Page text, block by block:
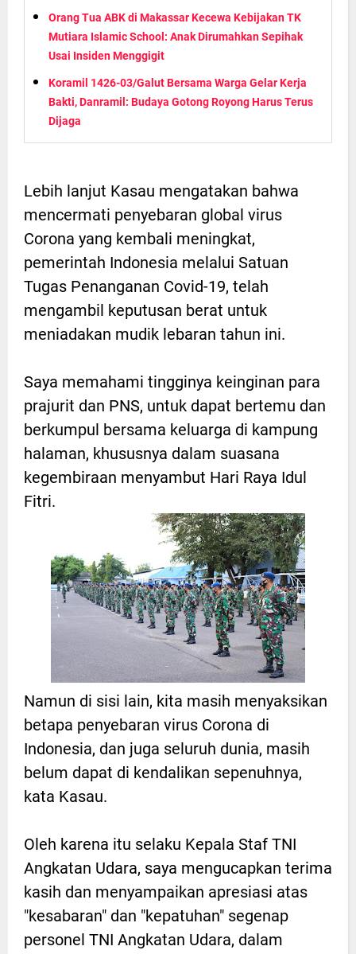
Orang Tua ABK di Makassar Kecewa Kebijakan TK
Mutiara Islamic School: Anak Dirumahkan Sepihak
Usai Insiden Menggigit
Koramil 1426-03/Galut Bersama Warga Gelar Kerja
Bakti, Danramil: Budaya Gotong Royong Harus Terus
Dijaga
Lebih lanjut Kasau mengatakan bahwa
mencermati penyebaran global virus
Corona yang kembali meningkat,
pemerintah Indonesia melalui Satuan
Tugas Penanganan Covid-19, telah
mengambil keputusan berat untuk
meniadakan mudik lebaran tahun ini.
Saya memahami tingginya keinginan para
prajurit dan PNS, untuk dapat bertemu dan
berkumpul bersama keluarga di kampung
halaman, khususnya dalam suasana
kegembiraan menyambut Hari Raya Idul
Fitri.
Namun di sisi lain, kita masih menyaksikan
betapa penyebaran virus Corona di
Indonesia, dan juga seluruh dunia, masih
belum dapat di kendalikan sepenuhnya,
kata Kasau.
Oleh karena itu selaku Kepala Staf TNI
Angkatan Udara, saya mengucapkan terima
kasih dan menyampaikan apresiasi atas
"kesabaran" dan "kepatuhan" segenap
personel TNI Angkatan Udara, dalam